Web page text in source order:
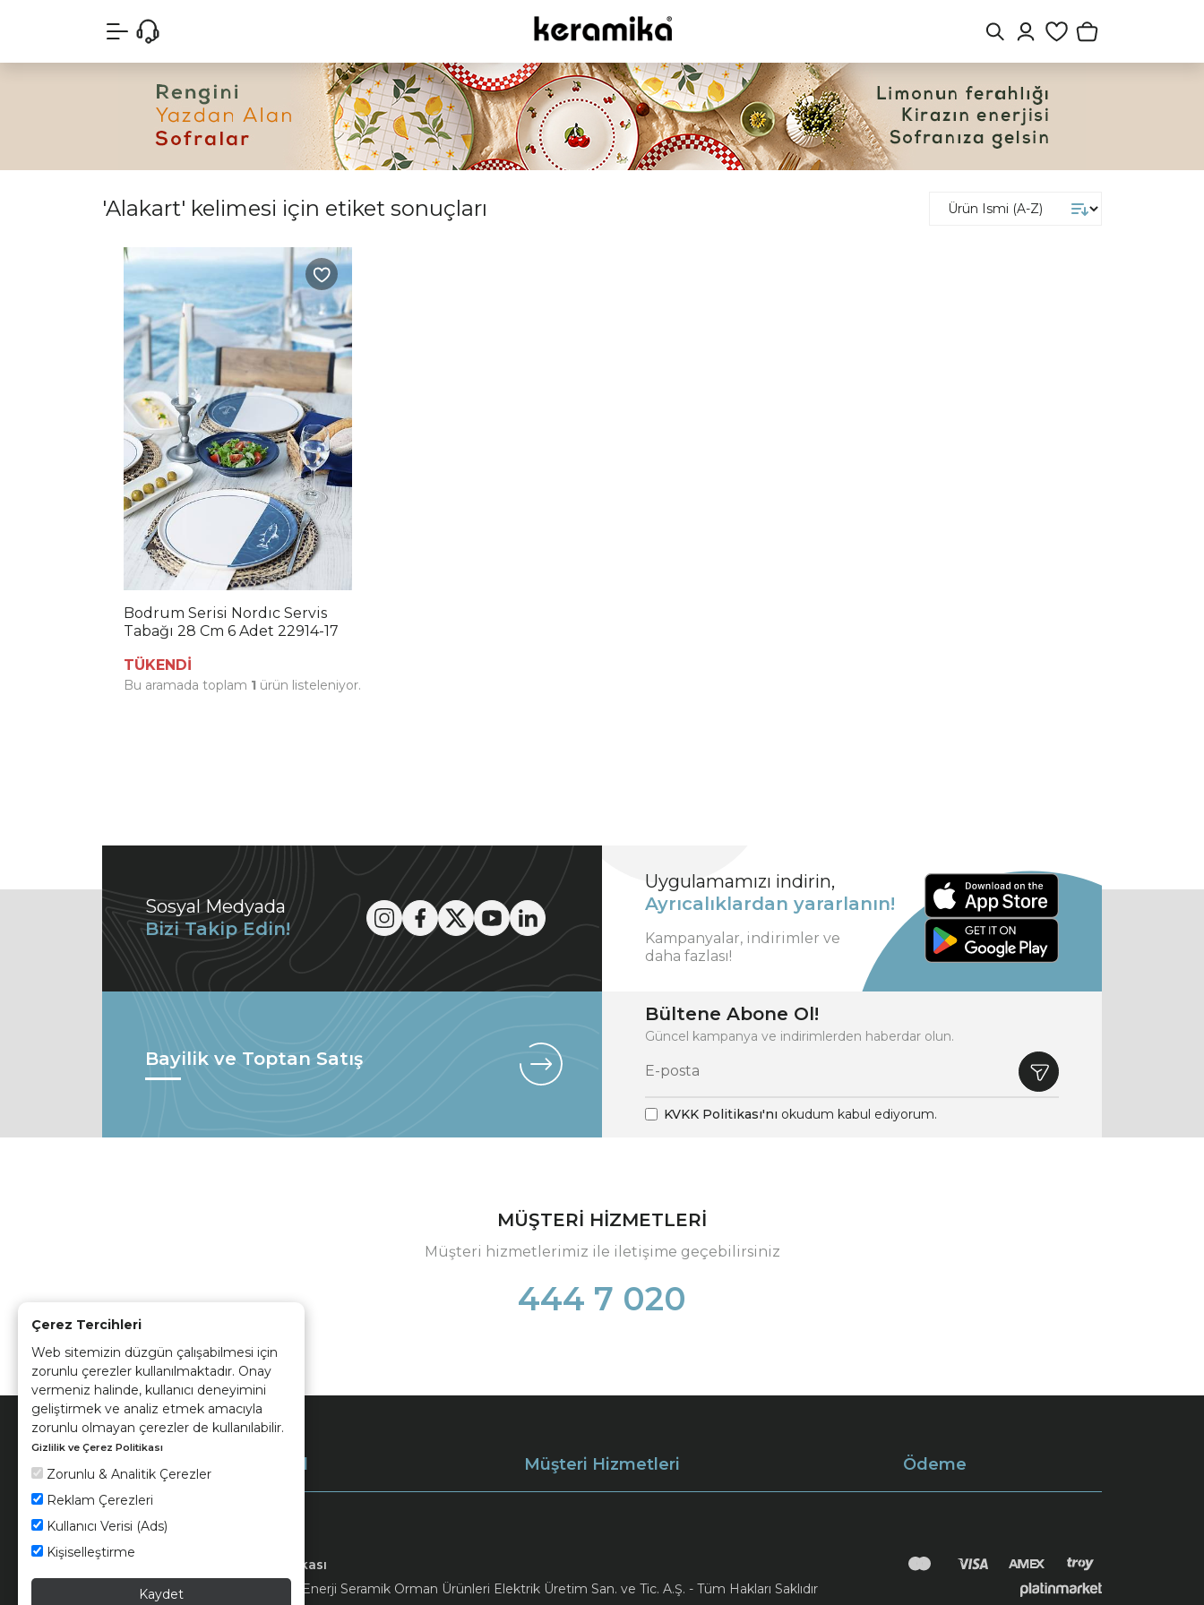
Çerez Tercihleri
Web sitemizin düzgün çalışabilmesi için
zorunlu çerezler kullanılmaktadır. Onay
vermeniz halinde, kullanıcı deneyimini
geliştirmek ve analiz etmek amacıyla
zorunlu olmayan çerezler de kullanılabilir.
Gizlilik ve Çerez Politikası
Zorunlu & Analitik Çerezler
Reklam Çerezleri
Kullanıcı Verisi (Ads)
Kişiselleştirme
Kaydet
'Alakart' kelimesi için etiket sonuçları
Bodrum Serisi Nordıc Servis
Tabağı 28 Cm 6 Adet 22914-17
TÜKENDİ
Bu aramada toplam 1 ürün listeleniyor.
Sosyal Medyada
Bizi Takip Edin!
Uygulamamızı indirin,
Ayrıcalıklardan yararlanın!
Kampanyalar, indirimler ve
daha fazlası!
Bayilik ve Toptan Satış
Bültene Abone Ol!
Güncel kampanya ve indirimlerden haberdar olun.
KVKK Politikası'nı okudum kabul ediyorum.
MÜŞTERİ HİZMETLERİ
Müşteri hizmetlerimiz ile iletişime geçebilirsiniz
444 7 020
Müşteri Hizmetleri Ödeme
Kvkk ve Çerez Politikası
© 2026 Ünsa Madencilik Turizm Enerji Seramik Orman Ürünleri Elektrik Üretim San. ve Tic. A.Ş. - Tüm Hakları Saklıdır